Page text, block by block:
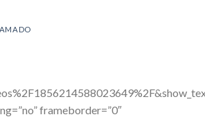
frameborder=”0″